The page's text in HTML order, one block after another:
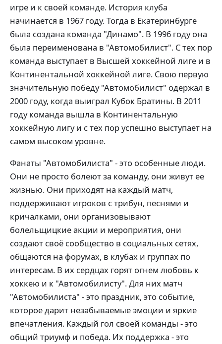
игре и к своей команде. История клуба
начинается в 1967 году. Тогда в Екатеринбурге
была создана команда "Динамо". В 1996 году она
была переименована в "Автомобилист". С тех пор
команда выступает в Высшей хоккейной лиге и в
Континентальной хоккейной лиге. Свою первую
значительную победу "Автомобилист" одержал в
2000 году, когда выиграл Кубок Братины. В 2011
году команда вышла в Континентальную
хоккейную лигу и с тех пор успешно выступает на
самом высоком уровне.
Фанаты "Автомобилиста" - это особенные люди.
Они не просто болеют за команду, они живут ее
жизнью. Они приходят на каждый матч,
поддерживают игроков с трибун, песнями и
кричалками, они организовывают
болельщицкие акции и мероприятия, они
создают своё сообщество в социальных сетях,
общаются на форумах, в клубах и группах по
интересам. В их сердцах горят огнем любовь к
хоккею и к "Автомобилисту". Для них матч
"Автомобилиста" - это праздник, это событие,
которое дарит незабываемые эмоции и яркие
впечатления. Каждый гол своей команды - это
общий триумф и победа. Их поддержка - это